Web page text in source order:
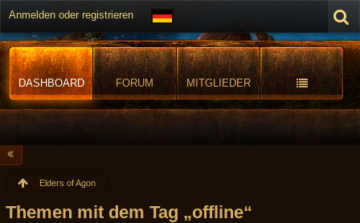
Anmelden oder registrieren
DASHBOARD FORUM MITGLIEDER
Elders of Agon
Themen mit dem Tag „offline“